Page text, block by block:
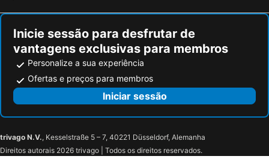
Inicie sessão para desfrutar de
vantagens exclusivas para membros
Personalize a sua experiência
Ofertas e preços para membros
Iniciar sessão
trivago N.V., Kesselstraße 5 – 7, 40221 Düsseldorf, Alemanha
Direitos autorais 2026 trivago | Todos os direitos reservados.